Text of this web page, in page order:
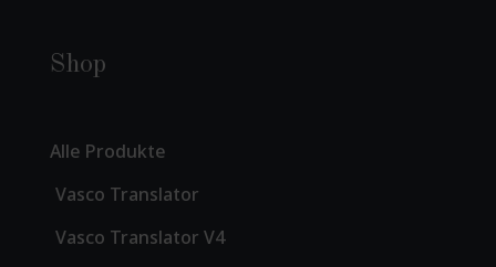
Shop
Alle Produkte
Vasco Translator
Vasco Translator V4